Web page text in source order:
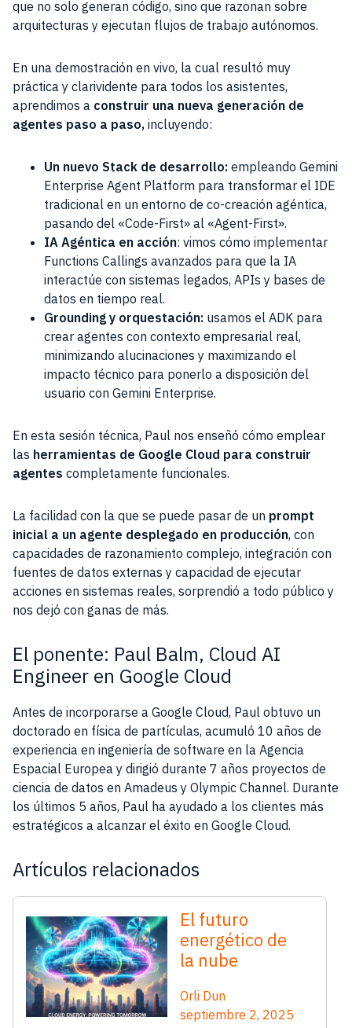
que no solo generan código, sino que razonan sobre
arquitecturas y ejecutan flujos de trabajo autónomos.
En una demostración en vivo, la cual resultó muy
práctica y clarividente para todos los asistentes,
aprendimos a construir una nueva generación de
agentes paso a paso, incluyendo:
Un nuevo Stack de desarrollo: empleando Gemini
Enterprise Agent Platform para transformar el IDE
tradicional en un entorno de co-creación agéntica,
pasando del «Code-First» al «Agent-First».
IA Agéntica en acción: vimos cómo implementar
Functions Callings avanzados para que la IA
interactúe con sistemas legados, APIs y bases de
datos en tiempo real.
Grounding y orquestación: usamos el ADK para
crear agentes con contexto empresarial real,
minimizando alucinaciones y maximizando el
impacto técnico para ponerlo a disposición del
usuario con Gemini Enterprise.
En esta sesión técnica, Paul nos enseñó cómo emplear
las herramientas de Google Cloud para construir
agentes completamente funcionales.
La facilidad con la que se puede pasar de un prompt
inicial a un agente desplegado en producción, con
capacidades de razonamiento complejo, integración con
fuentes de datos externas y capacidad de ejecutar
acciones en sistemas reales, sorprendió a todo público y
nos dejó con ganas de más.
El ponente: Paul Balm, Cloud AI
Engineer en Google Cloud
Antes de incorporarse a Google Cloud, Paul obtuvo un
doctorado en física de partículas, acumuló 10 años de
experiencia en ingeniería de software en la Agencia
Espacial Europea y dirigió durante 7 años proyectos de
ciencia de datos en Amadeus y Olympic Channel. Durante
los últimos 5 años, Paul ha ayudado a los clientes más
estratégicos a alcanzar el éxito en Google Cloud.
Artículos relacionados
El futuro
energético de
la nube
Orli Dun
septiembre 2, 2025